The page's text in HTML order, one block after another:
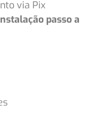
via Pix
passo a